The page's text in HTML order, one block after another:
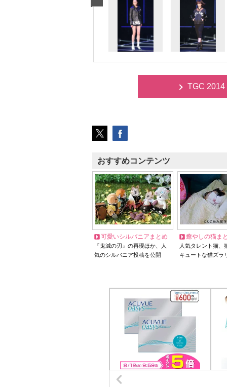
TGC
おすすめコンテンツ
可愛いシルバニアまとめ
『鬼滅の刃』の再現ほか、人
気のシルバニア投稿を公開
癒やしの猫ま
人気タレント猫
キュートな猫ズラ